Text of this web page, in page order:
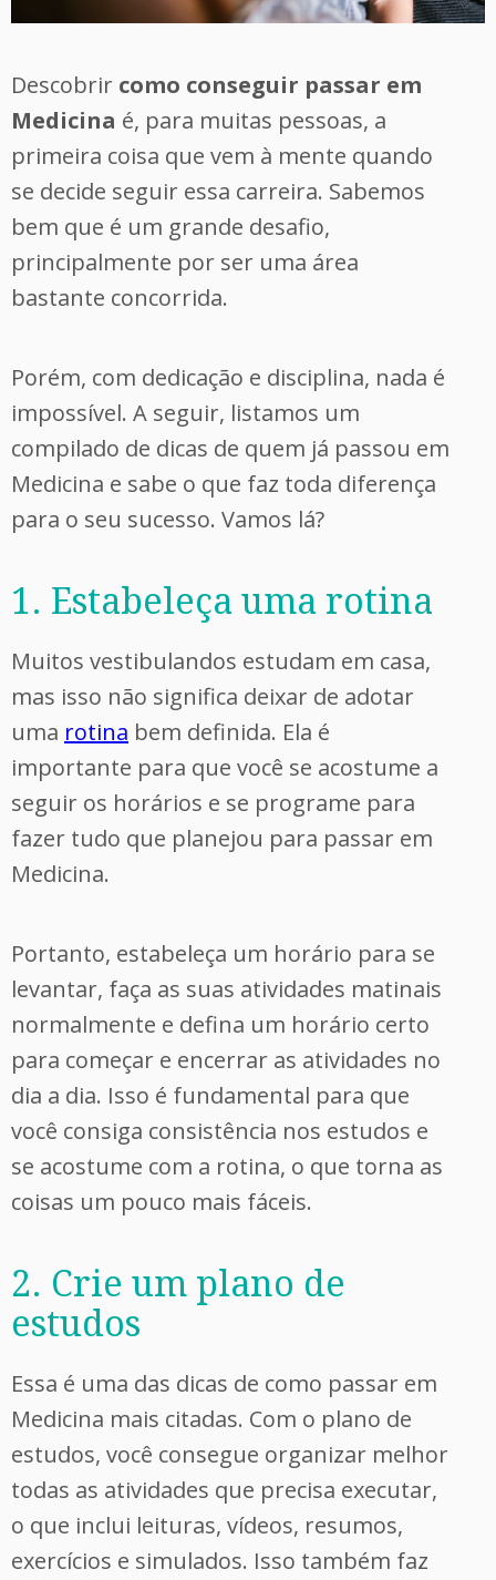
Descobrir como conseguir passar em
Medicina é, para muitas pessoas, a
primeira coisa que vem à mente quando
se decide seguir essa carreira. Sabemos
bem que é um grande desafio,
principalmente por ser uma área
bastante concorrida.
Porém, com dedicação e disciplina, nada é
impossível. A seguir, listamos um
compilado de dicas de quem já passou em
Medicina e sabe o que faz toda diferença
para o seu sucesso. Vamos lá?
1. Estabeleça uma rotina
Muitos vestibulandos estudam em casa,
mas isso não significa deixar de adotar
uma rotina bem definida. Ela é
importante para que você se acostume a
seguir os horários e se programe para
fazer tudo que planejou para passar em
Medicina.
Portanto, estabeleça um horário para se
levantar, faça as suas atividades matinais
normalmente e defina um horário certo
para começar e encerrar as atividades no
dia a dia. Isso é fundamental para que
você consiga consistência nos estudos e
se acostume com a rotina, o que torna as
coisas um pouco mais fáceis.
2. Crie um plano de
estudos
Essa é uma das dicas de como passar em
Medicina mais citadas. Com o plano de
estudos, você consegue organizar melhor
todas as atividades que precisa executar,
o que inclui leituras, vídeos, resumos,
exercícios e simulados. Isso também faz